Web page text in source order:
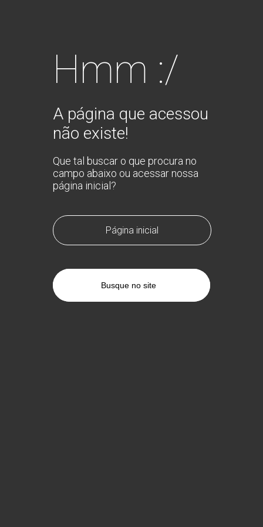
Hmm :/
A página que acessou
não existe!
Que tal buscar o que procura no
campo abaixo ou acessar nossa
página inicial?
Página inicial